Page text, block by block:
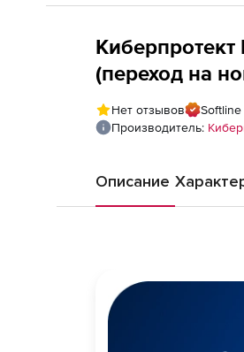
(переход на
Нет отзывов
Производитель:
Описание